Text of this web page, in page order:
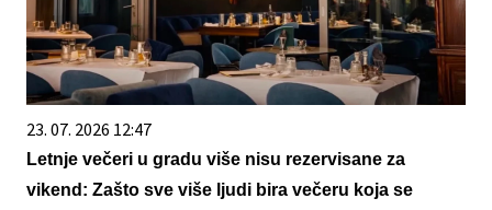
23. 07. 2026 12:47
Letnje večeri u gradu više nisu rezervisane za
vikend: Zašto sve više ljudi bira večeru koja se